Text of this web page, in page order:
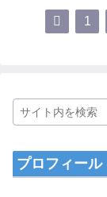
1
プロフィール